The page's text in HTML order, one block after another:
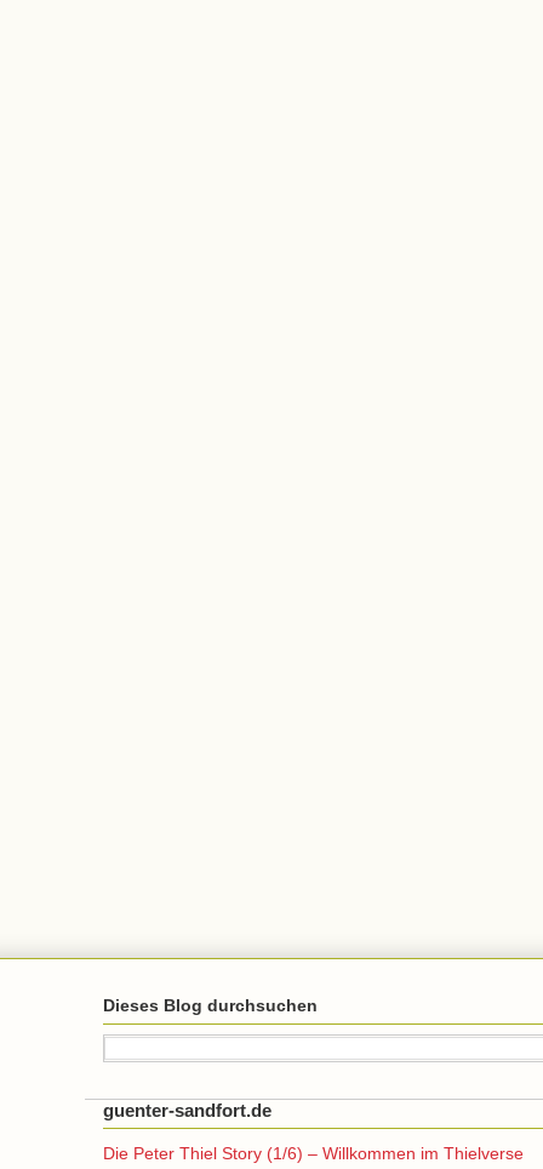
Dieses Blog durchsuchen
guenter-sandfort.de
Die Peter Thiel Story (1/6) – Willkommen im Thielverse